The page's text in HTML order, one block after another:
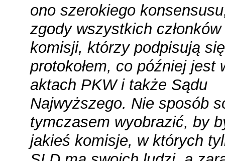
ono szerokiego
zgody wszystkich członków
komisji, którzy podpisują
protokołem, co później jest
aktach PKW i także Sądu
Najwyższego. Nie sposób
tymczasem wyobrazić, by
jakieś komisje, w których